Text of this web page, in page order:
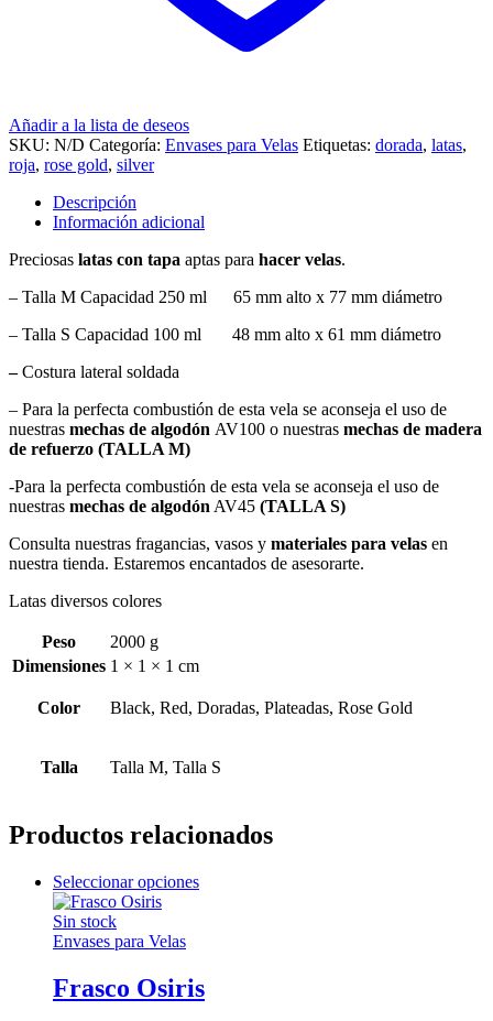
Añadir a la lista de deseos
SKU: N/D Categoría: Envases para Velas Etiquetas: dorada, latas,
roja, rose gold, silver
Descripción
Información adicional
Preciosas latas con tapa aptas para hacer velas.
– Talla M Capacidad 250 ml 65 mm alto x 77 mm diámetro
– Talla S Capacidad 100 ml 48 mm alto x 61 mm diámetro
–Costura lateral soldada
– Para la perfecta combustión de esta vela se aconseja el uso de
nuestras mechas de algodón AV100 o nuestras mechas de madera
de refuerzo (TALLA M)
-Para la perfecta combustión de esta vela se aconseja el uso de
nuestras mechas de algodón AV45 (TALLA S)
Consulta nuestras fragancias, vasos y materiales para velas en
nuestra tienda. Estaremos encantados de asesorarte.
Latas diversos colores
Peso
2000 g
Dimensiones 1 × 1 × 1 cm
Color Black, Red, Doradas, Plateadas, Rose Gold
Talla Talla M, Talla S
Productos relacionados
Seleccionar opciones
Sin stock
Envases para Velas
Frasco Osiris